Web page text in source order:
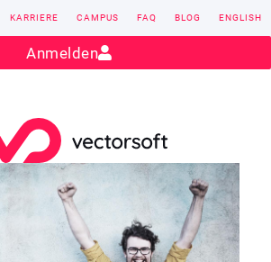
Kontakt:sales@vectorsoft.de
KARRIERE CAMPUS FAQ BLOG ENGLISH
Anmelden